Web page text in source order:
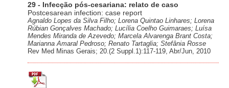
29 - Infecção pós-cesariana: relato de caso
Postcesarean infection: case report
Agnaldo Lopes da Silva Filho; Lorena Quintao Linhares; Lorena
Rúbian Gonçalves Machado; Lucília Coelho Guimaraes; Luísa
Mendes Miranda de Azevedo; Marcela Alvarenga Brant Costa;
Marianna Amaral Pedroso; Renato Tartaglia; Stefânia Rosse
Rev Med Minas Gerais; 20.(2 Suppl.1):117-119, Abr/Jun, 2010